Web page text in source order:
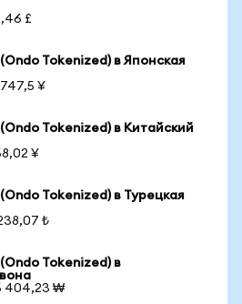
£
Tokenized) в Японская
747,5 ¥
Tokenized) в Китайский
¥
Tokenized) в Турецкая
₺
Tokenized) в
404,23 ₩